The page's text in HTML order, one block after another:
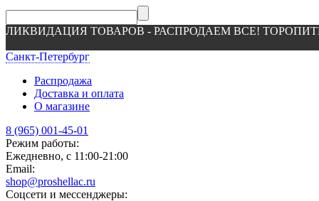
ЛИКВИДАЦИЯ ТОВАРОВ - РАСПРОДАЕМ ВСЕ!
Санкт-Петербург
Распродажа
Доставка и оплата
О магазине
8 (965) 001-45-01
Режим работы:
Ежедневно, с 11:00-21:00
Email:
shop@proshellac.ru
Соцсети и мессенджеры: